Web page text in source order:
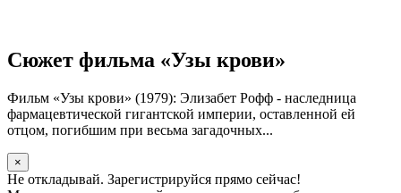
Сюжет фильма «Узы крови»
Фильм «Узы крови» (1979): Элизабет Рофф - наследница
фармацевтической гигантской империи, оставленной ей
отцом, погибшим при весьма загадочных...
×
Не откладывай. Зарегистрируйся прямо сейчас!